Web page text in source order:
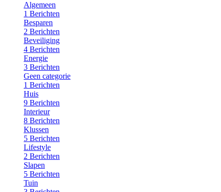
Algemeen
1 Berichten
Besparen
2 Berichten
Beveiliging
4 Berichten
Energie
3 Berichten
Geen categorie
1 Berichten
Huis
9 Berichten
Interieur
8 Berichten
Klussen
5 Berichten
Lifestyle
2 Berichten
Slapen
5 Berichten
Tuin